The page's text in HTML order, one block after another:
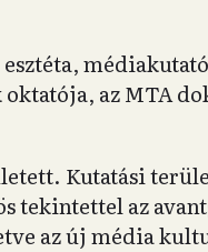
az MTA
Kutatási
tekintettel az
az új média